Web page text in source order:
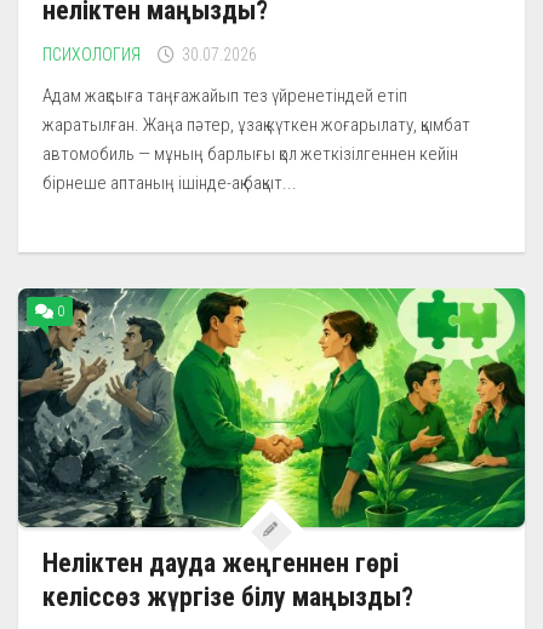
неліктен маңызды?
ПСИХОЛОГИЯ 30.07.2026
Адам жақсыға таңғажайып тез үйренетіндей етіп
жаратылған. Жаңа пәтер, ұзақ күткен жоғарылату, қымбат
автомобиль — мұның барлығы қол жеткізілгеннен кейін
бірнеше аптаның ішінде-ақ бақыт...
0
Неліктен дауда жеңгеннен гөрі
келіссөз жүргізе білу маңызды?